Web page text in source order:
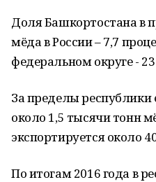
Доля Башкортостана в
мёда в России – 7,7
федеральном округе -
За пределы республики
около 1,5 тысячи тонн
экспортируется около
По итогам 2016 года в